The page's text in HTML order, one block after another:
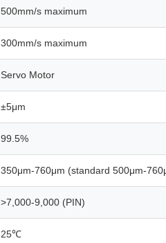
500mm/s maximum
300mm/s maximum
Servo Motor
±5μm
99.5%
350μm-760μm (standard 500μm-
>7,000-9,000 (PIN)
25℃